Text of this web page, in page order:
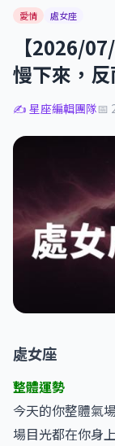
愛情 處女座
【2026/
慢下來，
✍️ 星座編輯團隊📅
處女座
整體運勢
今天的你整體氣
場目光都在你身